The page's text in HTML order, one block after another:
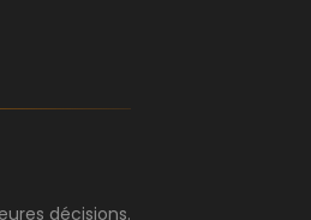
décisions.